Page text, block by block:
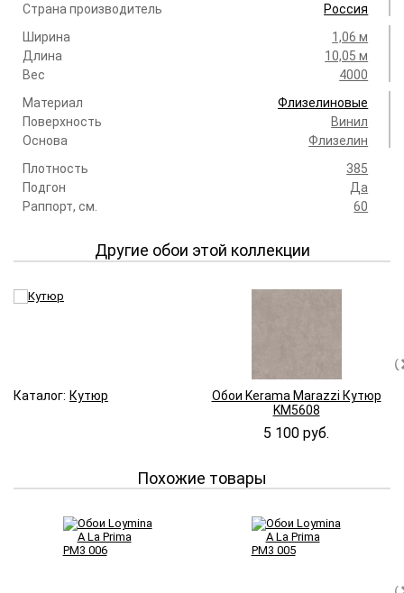
Страна производитель
Россия
Ширина
1,06 м
Длина
10,05 м
Вес
4000
Материал
Флизелиновые
Поверхность
Винил
Основа
Флизелин
Плотность
385
Подгон
Да
Раппорт, см.
60
Другие обои этой коллекции
Каталог: Кутюр
Обои Kerama Marazzi Кутюр
KM5608
5 100 руб.
Похожие товары